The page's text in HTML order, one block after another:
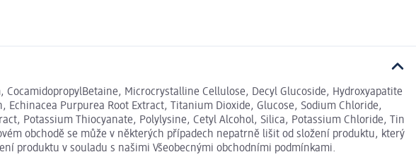
Microcrystalline Cellulose, Decyl Glucoside, Hydroxyapatite
Purpurea Root Extract, Titanium Dioxide, Glucose, Sodium Chloride,
Potassium Thiocyanate, Polylysine, Cetyl Alcohol, Silica, Potassium Chloride, Tin
obchodě se může v některých případech nepatrně lišit od složení produktu, který
produktu v souladu s našimi Všeobecnými obchodními podmínkami.